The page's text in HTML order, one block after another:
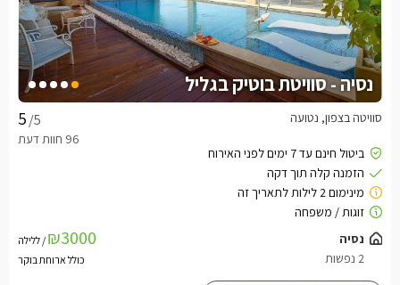
נסיה - סוויטת בוטיק בגליל
/5 סוויטה בצפון, נטועה
₪3000 / ללילה
כולל ארוחת בוקר